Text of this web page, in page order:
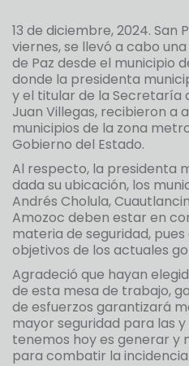
13 de diciembre, 2024. San
viernes, se llevó a cabo
de Paz desde el municipio
donde la presidenta
y el titular de la Secretaría
Juan Villegas, recibieron a
municipios de la zona
Gobierno del Estado.
Al respecto, la presidenta
dada su ubicación, los
Andrés Cholula,
Amozoc deben estar en
materia de seguridad,
objetivos de los actuales
Agradeció que hayan
de esta mesa de trabajo,
de esfuerzos garantizará
mayor seguridad para las
tenemos hoy es generar y
para combatir la